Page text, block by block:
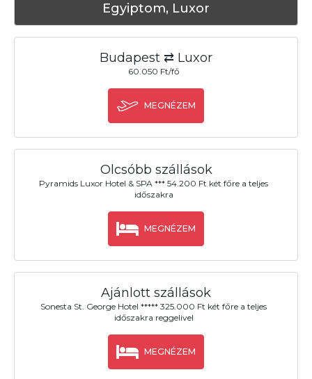
Egyiptom, Luxor
Budapest ⇄ Luxor
60.050 Ft/fő
MEGNÉZEM
Olcsóbb szállások
Pyramids Luxor Hotel & SPA *** 54.200 Ft két főre a teljes
időszakra
MEGNÉZEM
Ajánlott szállások
Sonesta St. George Hotel ***** 325.000 Ft két főre a teljes
időszakra reggelivel
MEGNÉZEM